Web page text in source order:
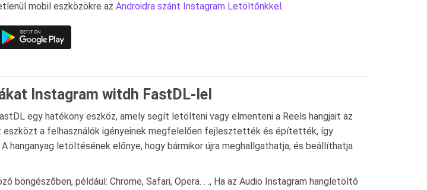
mobil eszközökre az Androidra szánt Instagram Letöltőnkkel.
Instagram witdh FastDL-lel
egy hatékony eszköz, amely segít letölteni vagy elmenteni a Reels hangjait az
eszközt a felhasználók igényeinek megfelelően fejlesztették és építették, így
letöltésének előnye, hogy bármikor újra meghallgathatja, és beállíthatja
böngészőben, például: Chrome, Safari, Opera. . ., Ha az Audio Instagram hangletöltő